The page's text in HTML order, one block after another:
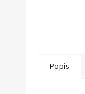
Popis